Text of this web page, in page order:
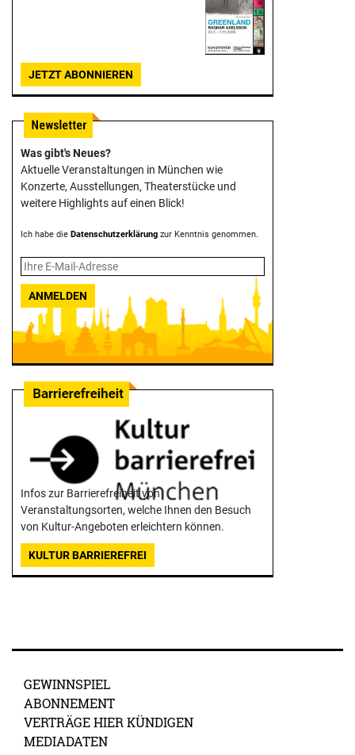
JETZT ABONNIEREN
Was gibt's Neues?
Aktuelle Veranstaltungen in München wie
Konzerte, Ausstellungen, Theater­stücke und
weitere Highlights auf einen Blick!
Ich habe die Datenschutzerklärung zur Kenntnis genommen.
ANMELDEN
Infos zur Barrierefreiheit von
Veranstaltungsorten, welche Ihnen den Besuch
von Kultur-Angeboten erleichtern können.
KULTUR BARRIEREFREI
GEWINNSPIEL
ABONNEMENT
VERTRÄGE HIER KÜNDIGEN
MEDIADATEN